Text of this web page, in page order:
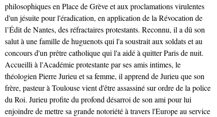
philosophiques en Place de Grève et aux proclamations virulentes
d'un jésuite pour l'éradication, en application de la Révocation de
l’Édit de Nantes, des réfractaires protestants. Reconnu, il a dû son
salut à une famille de huguenots qui l'a soustrait aux soldats et au
concours d'un prêtre catholique qui l'a aidé à quitter Paris de nuit.
Accueilli à l'Académie protestante par ses amis intimes, le
théologien Pierre Jurieu et sa femme, il apprend de Jurieu que son
frère, pasteur à Toulouse vient d'être assassiné sur ordre de la police
du Roi. Jurieu profite du profond désarroi de son ami pour lui
enjoindre de mettre sa grande notoriété à travers l'Europe au service